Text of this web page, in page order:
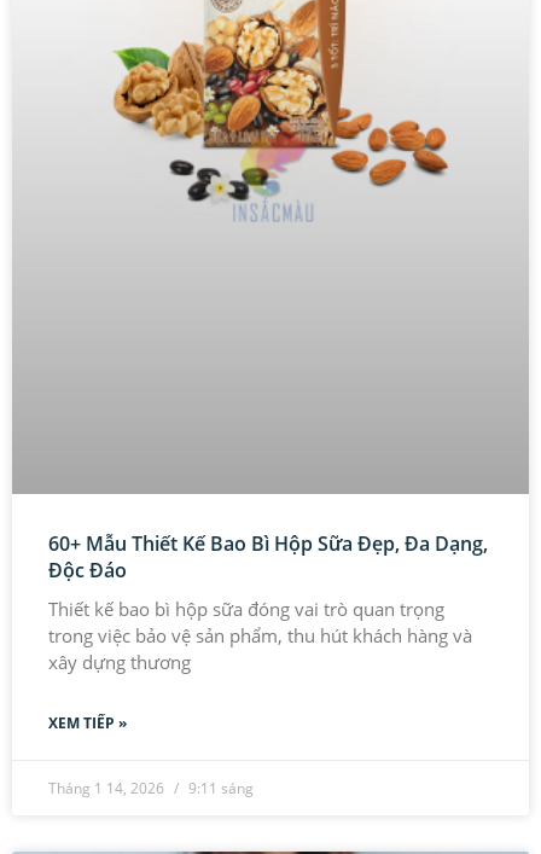
60+ Mẫu Thiết Kế Bao Bì Hộp Sữa Đẹp, Đa Dạng,
Độc Đáo
Thiết kế bao bì hộp sữa đóng vai trò quan trọng
trong việc bảo vệ sản phẩm, thu hút khách hàng và
xây dựng thương
XEM TIẾP »
Tháng 1 14, 2026 9:11 sáng